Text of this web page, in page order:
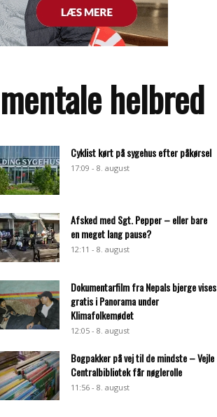
helbred
Cyklist kørt på sygehus efter påkørsel
17:09 - 8. august
Afsked med Sgt. Pepper – eller bare
en meget lang pause?
12:11 - 8. august
Dokumentarfilm fra Nepals bjerge vises
gratis i Panorama under
Klimafolkemødet
12:05 - 8. august
Bogpakker på vej til de mindste – Vejle
Centralbibliotek får nøglerolle
11:56 - 8. august